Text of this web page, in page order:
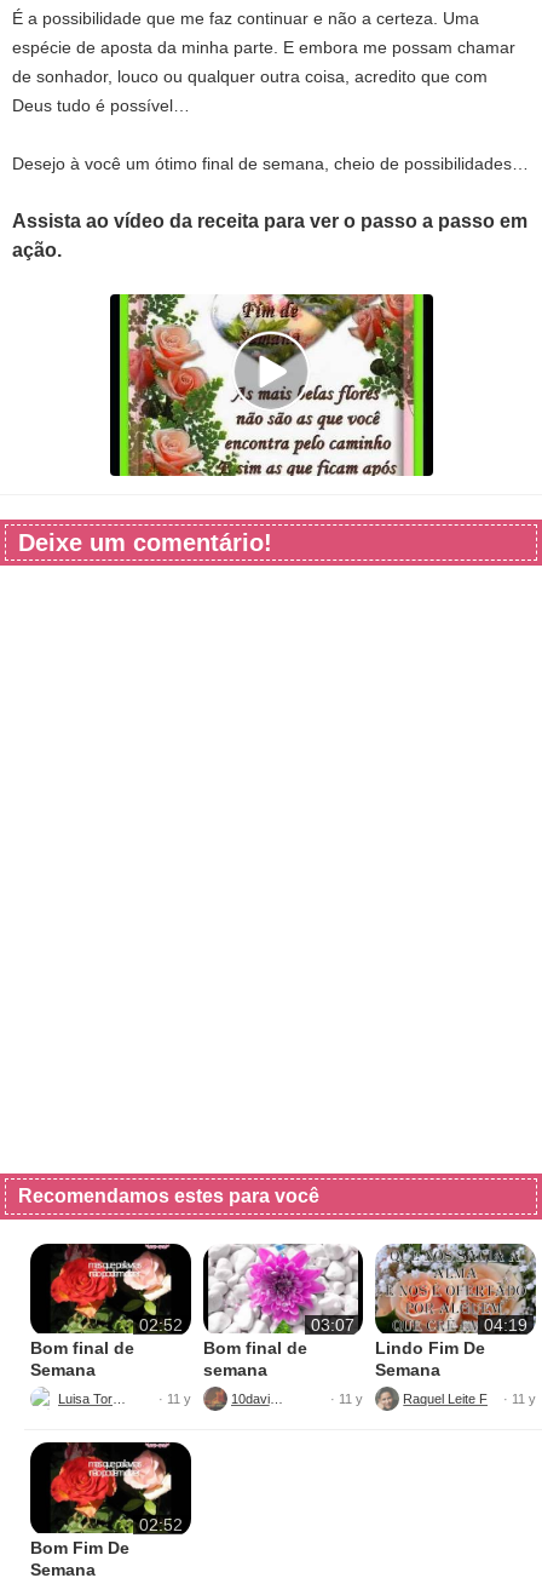
É a possibilidade que me faz continuar e não a certeza. Uma
espécie de aposta da minha parte. E embora me possam chamar
de sonhador, louco ou qualquer outra coisa, acredito que com
Deus tudo é possível…
Desejo à você um ótimo final de semana, cheio de possibilidades…
Assista ao vídeo da receita para ver o passo a passo em
ação.
Deixe um comentário!
Recomendamos estes para você
02:52
Bom final de
Semana
· 11 y
03:07
Bom final de
semana
10davi100 · 11 y
04:19
Lindo Fim De
Semana
Raquel Leite Ficagna
· 11 y
02:52
Bom Fim De
Semana